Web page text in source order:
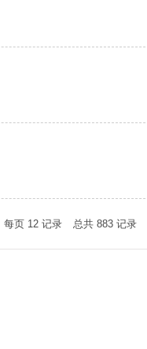
每页 12 记录 总共 883 记录